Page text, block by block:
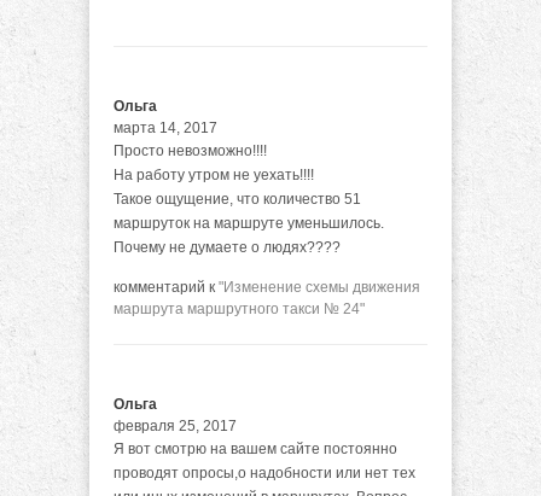
Ольга
марта 14, 2017
Просто невозможно!!!!
На работу утром не уехать!!!!
Такое ощущение, что количество 51
маршруток на маршруте уменьшилось.
Почему не думаете о людях????
комментарий к "Изменение схемы движения
маршрута маршрутного такси № 24"
Ольга
февраля 25, 2017
Я вот смотрю на вашем сайте постоянно
проводят опросы,о надобности или нет тех